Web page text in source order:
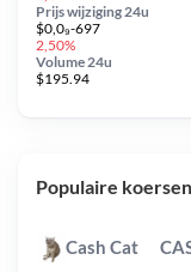
Prijs wijziging 24u
$0,0₉-697
2,50%
Volume 24u
$195.94
Populaire koersen
Cash Cat